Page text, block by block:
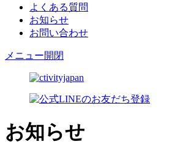
よくある質問
お知らせ
お問い合わせ
メニュー開閉
お知らせ